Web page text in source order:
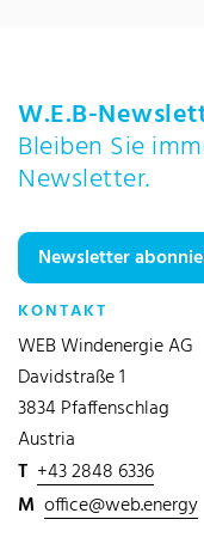
W.E.B-
Bleiben Sie
Newsletter.
Newsletter
KONTAKT
WEB Windenergie AG
Davidstraße 1
3834 Pfaffenschlag
Austria
T +43 2848 6336
M office@web.energy